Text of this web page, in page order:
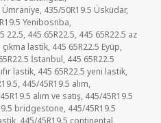
Ümraniye, 435/50R19.5 Üsküdar,
Yenibosnba,
22.5, 445 65R22.5, 445 65R22.5 az
çıkma lastik, 445 65R22.5 Eyüp,
İstanbul, 445 65R22.5
lastik, 445 65R22.5 yeni lastik,
, 445/45R19.5 alım,
alım ve satış, 445/45R19.5
bridgestone, 445/45R19.5